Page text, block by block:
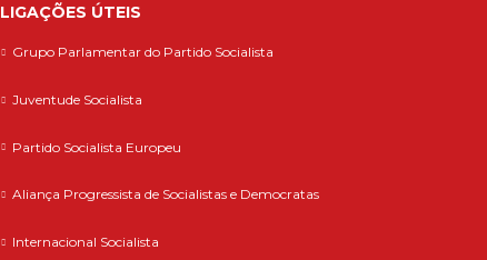
LIGAÇÕES ÚTEIS
Grupo Parlamentar do Partido Socialista
Juventude Socialista
Partido Socialista Europeu
Aliança Progressista de Socialistas e Democratas
Internacional Socialista